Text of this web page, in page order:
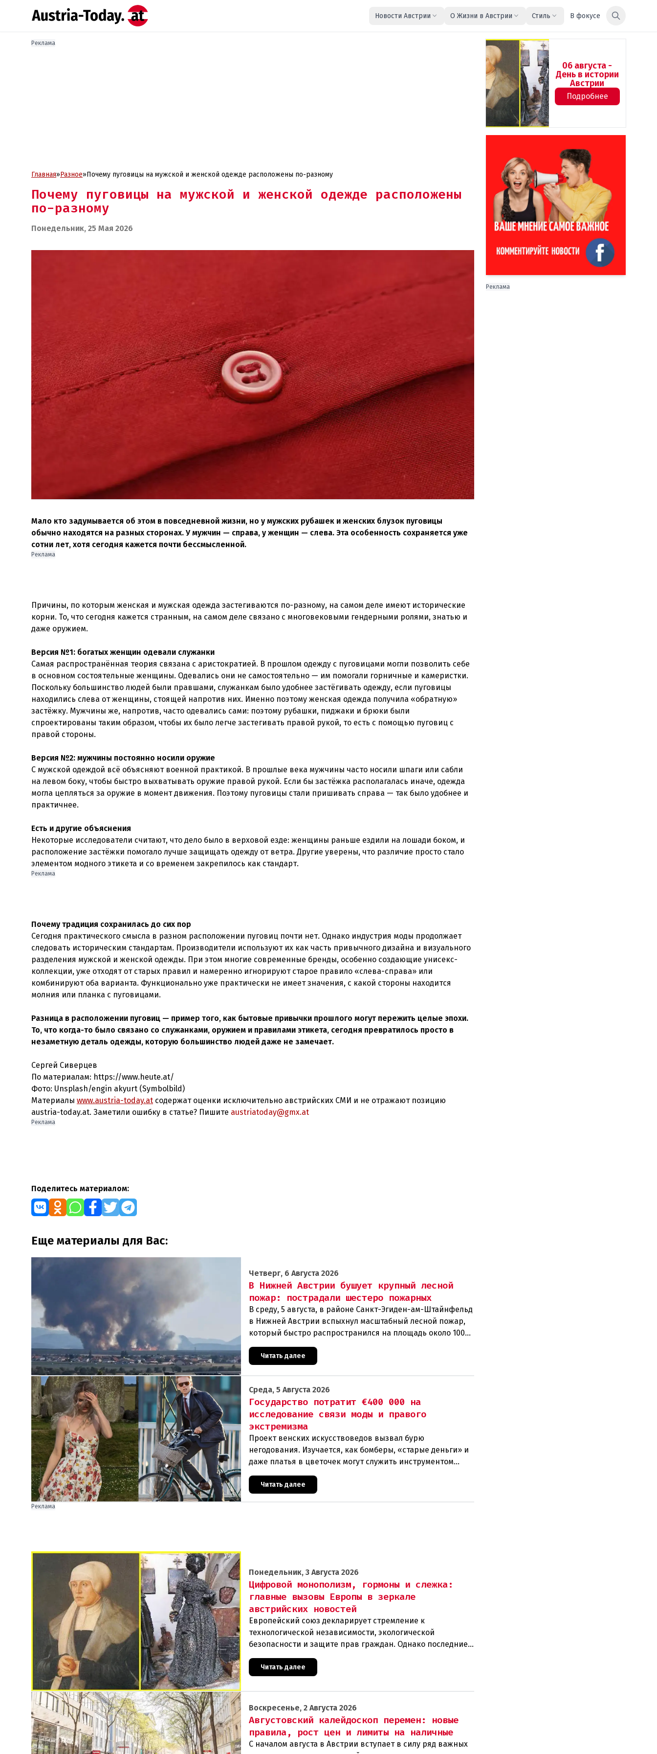
Новости Австрии О Жизни в Австрии Стиль В фокусе
Реклама
Главная»Разное»Почему пуговицы на мужской и женской одежде расположены по-разному
Почему пуговицы на мужской и женской одежде расположены
по-разному
Понедельник, 25 Мая 2026
Мало кто задумывается об этом в повседневной жизни, но у мужских рубашек и женских блузок пуговицы
обычно находятся на разных сторонах. У мужчин — справа, у женщин — слева. Эта особенность сохраняется уже
сотни лет, хотя сегодня кажется почти бессмысленной.
Реклама
Причины, по которым женская и мужская одежда застегиваются по-разному, на самом деле имеют исторические
корни. То, что сегодня кажется странным, на самом деле связано с многовековыми гендерными ролями, знатью и
даже оружием.
Версия №1: богатых женщин одевали служанки
Самая распространённая теория связана с аристократией. В прошлом одежду с пуговицами могли позволить себе
в основном состоятельные женщины. Одевались они не самостоятельно — им помогали горничные и камеристки.
Поскольку большинство людей были правшами, служанкам было удобнее застёгивать одежду, если пуговицы
находились слева от женщины, стоящей напротив них. Именно поэтому женская одежда получила «обратную»
застёжку. Мужчины же, напротив, часто одевались сами: поэтому рубашки, пиджаки и брюки были
спроектированы таким образом, чтобы их было легче застегивать правой рукой, то есть с помощью пуговиц с
правой стороны.
Версия №2: мужчины постоянно носили оружие
С мужской одеждой всё объясняют военной практикой. В прошлые века мужчины часто носили шпаги или сабли
на левом боку, чтобы быстро выхватывать оружие правой рукой. Если бы застёжка располагалась иначе, одежда
могла цепляться за оружие в момент движения. Поэтому пуговицы стали пришивать справа — так было удобнее и
практичнее.
Есть и другие объяснения
Некоторые исследователи считают, что дело было в верховой езде: женщины раньше ездили на лошади боком, и
расположение застёжки помогало лучше защищать одежду от ветра. Другие уверены, что различие просто стало
элементом модного этикета и со временем закрепилось как стандарт.
Реклама
Почему традиция сохранилась до сих пор
Сегодня практического смысла в разном расположении пуговиц почти нет. Однако индустрия моды продолжает
следовать историческим стандартам. Производители используют их как часть привычного дизайна и визуального
разделения мужской и женской одежды. При этом многие современные бренды, особенно создающие унисекс-
коллекции, уже отходят от старых правил и намеренно игнорируют старое правило «слева-справа» или
комбинируют оба варианта. Функционально уже практически не имеет значения, с какой стороны находится
молния или планка с пуговицами.
Разница в расположении пуговиц — пример того, как бытовые привычки прошлого могут пережить целые эпохи.
То, что когда-то было связано со служанками, оружием и правилами этикета, сегодня превратилось просто в
незаметную деталь одежды, которую большинство людей даже не замечает.
Сергей Сиверцев
По материалам: https://www.heute.at/
Фото: Unsplash/engin akyurt (Symbolbild)
Материалы www.austria-today.at содержат оценки исключительно австрийских СМИ и не отражают позицию
austria-today.at. Заметили ошибку в статье? Пишите austriatoday@gmx.at
Реклама
Поделитесь материалом:
Еще материалы для Вас:
Четверг, 6 Августа 2026
В Нижней Австрии бушует крупный лесной
пожар: пострадали шестеро пожарных
В среду, 5 августа, в районе Санкт-Эгиден-ам-Штайнфельд
в Нижней Австрии вспыхнул масштабный лесной пожар,
который быстро распространился на площадь около 100
гектаров. В ходе тушения пострадали шесте
Читать далее
Среда, 5 Августа 2026
Государство потратит €400 000 на
исследование связи моды и правого
экстремизма
Проект венских искусствоведов вызвал бурю
негодования. Изучается, как бомберы, «старые деньги» и
даже платья в цветочек могут служить инструментом
пропаганды. Оппоненты требуют ответа от министра наук
Читать далее
Реклама
Понедельник, 3 Августа 2026
Цифровой монополизм, гормоны и слежка:
главные вызовы Европы в зеркале
австрийских новостей
Европейский союз декларирует стремление к
технологической независимости, экологической
безопасности и защите прав граждан. Однако последние
реальная п
Читать далее
Воскресенье, 2 Августа 2026
Августовский калейдоскоп перемен: новые
правила, рост цен и лимиты на наличные
С началом августа в Австрии вступает в силу ряд важных
06 августа -
День в истории
Австрии
Подробнее
Реклама